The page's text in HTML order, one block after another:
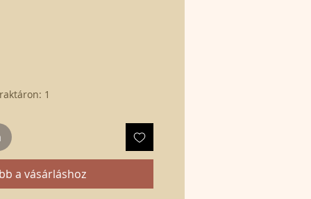
1
a vásárláshoz